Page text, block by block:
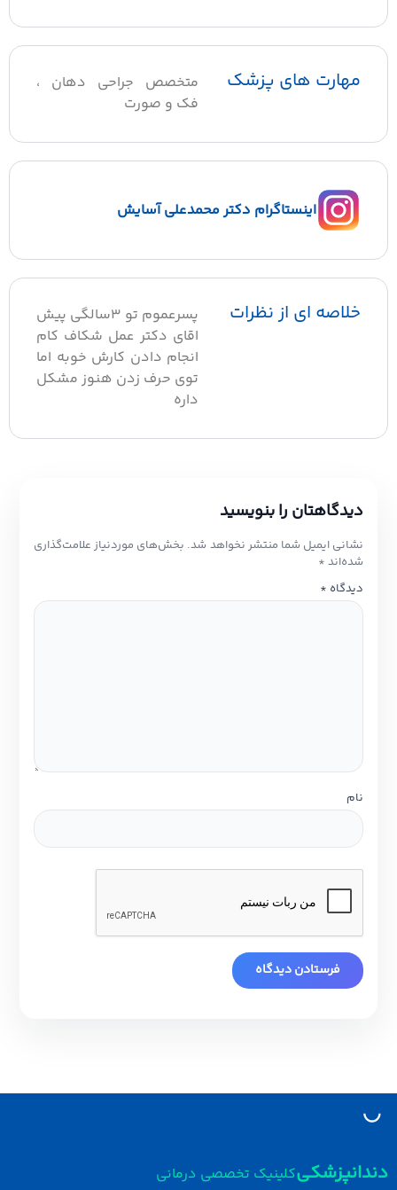
مهارت های پزشک
متخصص جراحی دهان ،
فک و صورت
اینستاگرام دکتر محمدعلی آسایش
خلاصه ای از نظرات
پسرعموم تو 3سالگی پیش
اقای دکتر عمل شکاف کام
انجام دادن کارش خوبه اما
توی حرف زدن هنوز مشکل
داره
دیدگاهتان را بنویسید
نشانی ایمیل شما منتشر نخواهد شد. بخش‌های موردنیاز علامت‌گذاری
شده‌اند*
دیدگاه*
کلینیک تخصصی درمانی